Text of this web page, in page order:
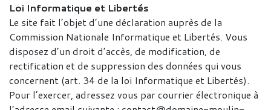
Loi Informatique et Libertés
Le site fait l’objet d’une déclaration auprès de la
Commission Nationale Informatique et Libertés. Vous
disposez d’un droit d’accès, de modification, de
rectification et de suppression des données qui vous
concernent (art. 34 de la loi Informatique et Libertés).
Pour l’exercer, adressez vous par courrier électronique à